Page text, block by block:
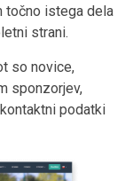
točno istega dela
strani.
so novice,
sponzorjev,
podatki